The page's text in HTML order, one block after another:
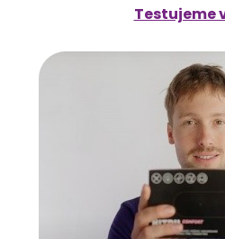
Testujeme